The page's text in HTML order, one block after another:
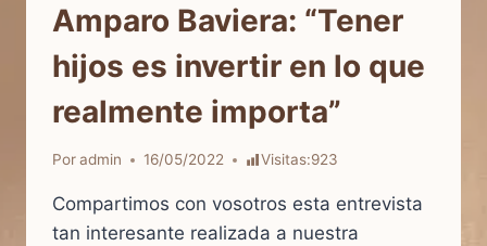
Amparo Baviera: “Tener
hijos es invertir en lo que
realmente importa”
Poradmin 16/05/2022 Visitas:923
Compartimos con vosotros esta entrevista
tan interesante realizada a nuestra